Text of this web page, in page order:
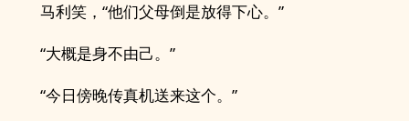
马利笑，“他们父母倒是放得下心。”
“大概是身不由己。”
“今日傍晚传真机送来这个。”